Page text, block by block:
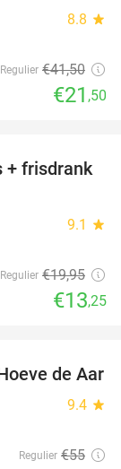
8.8 star
Regulier €41,50
€21 ,50
34%
+ frisdrank
9.1 star
Regulier €19,95
€13,25
50%
de Aar
9.4 star
Regulier €55